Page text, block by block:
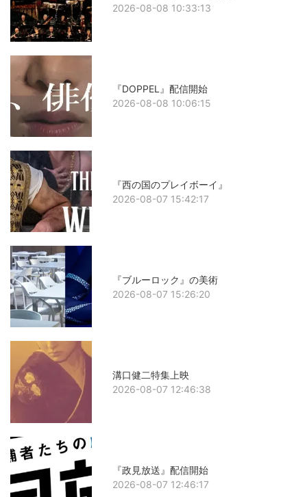
2026-08-08 10:33:13
『DOPPEL』配信開始
2026-08-08 10:06:15
『西の国のプレイボーイ』
2026-08-07 15:42:17
『ブルーロック』の美術
2026-08-07 15:26:20
溝口健二特集上映
2026-08-07 12:46:38
『政見放送』配信開始
2026-08-07 12:46:17